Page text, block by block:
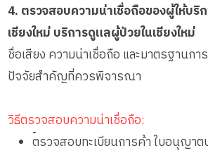
4. ตรวจสอบความน่าเชื่อถือของผู้ให้บ
เชียงใหม่ บริการดูแลผู้ป่วยในเชียงใหม่
ชื่อเสียง ความน่าเชื่อถือ และมาตรฐานกา
ปัจจัยสำคัญที่ควรพิจารณา
วิธีตรวจสอบความน่าเชื่อถือ:
•
ตรวจสอบทะเบียนการค้า ใบอนุญาต